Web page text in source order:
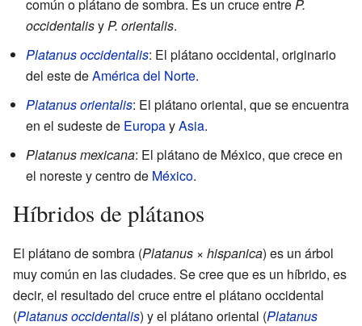
común o plátano de sombra. Es un cruce entreP.
occidentalisyP. orientalis.
Platanus occidentalis: El plátano occidental, originario
del este deAmérica del Norte.
Platanus orientalis: El plátano oriental, que se encuentra
en el sudeste de EuropayAsia.
Platanus mexicana: El plátano de México, que crece en
el noreste y centro de México.
Híbridos de plátanos
El plátano de sombra (Platanus × hispanica) es un árbol
muy común en las ciudades. Se cree que es un híbrido, es
decir, el resultado del cruce entre el plátano occidental
(Platanus occidentalis) y el plátano oriental (Platanus